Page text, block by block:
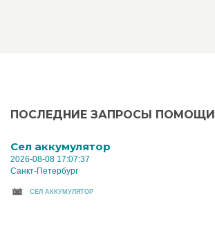
ПОСЛЕДНИЕ ЗАПРОСЫ ПОМОЩИ
Cел аккумулятор
2026-08-08 17:07:37
Санкт-Петербург
CЕЛ АККУМУЛЯТОР